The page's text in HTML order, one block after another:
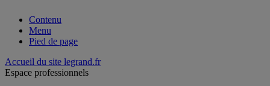
Contenu
Menu
Pied de page
Accueil du site legrand.fr
Espace professionnels